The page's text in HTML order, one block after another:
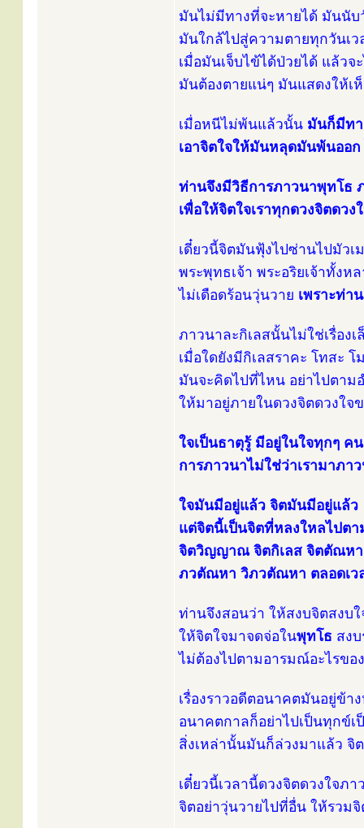
มันไม่มีทางที่จะหายได้ มันนั
มันใกล้ไปสู่ความตายทุกวันเว
เมื่อมันเจ็บไข้ได้ป่วยได้ แล้วจ
มันต้องตายแน่ๆ มันแสดงให้เ
เมื่อหนีไม่พ้นแล้วนั้น มันก็มีท
เอาจิตใจให้มันหลุดมันพ้นออ
ท่านจึงมีวิธีการภาวนาพุทโธ
เพื่อให้จิตใจเราทุกดวงจิตดว
เดี๋ยวนี้จิตมันฟุ้งไปซ่านไปมัวเ
พระพุทธเจ้า พระอริยเจ้าทั้ง
ไม่เดือดร้อนวุ่นวาย เพราะท่า
ภาวนาละกิเลสนั้นไม่ใช่เรื่องเ
เมื่อใดยังมีกิเลสราคะ โทสะ
มันจะคิดไปที่ไหน อย่าไปตาม
ให้มาอยู่ภายในดวงจิตดวงใจ
ใจเป็นธาตุรู้ มีอยู่ในใจทุกๆ คน
การภาวนาไม่ใช่ว่าเรามาภา
ใจมันมีอยู่แล้ว จิตมันมีอยู่แล้ว
แต่จิตนี้เป็นจิตที่หลงใหลไปตา
จิตวิญญาณ จิตกิเลส จิตตัณห
ภวตัณหา วิภวตัณหา ตลอดเว
ท่านจึงสอนว่า ให้สงบจิตสงบ
ให้จิตใจมาจดจ่อในพุทโธ สง
ไม่ต้องไปตามอารมณ์อะไรขอ
เรื่องราวอดีตอนาคตมันอยู่ข้า
อนาคตกาลก็อย่าไปเป็นทุกข์
สิ่งเหล่านั้นมันก็ล่วงมาแล้ว จิ
เดี๋ยวนี้เวลานี้ดวงจิตดวงใจภ
จิตอย่าวุ่นวายไปที่อื่น ให้รวม